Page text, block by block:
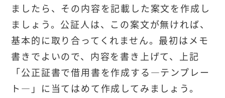
ましたら、その内容を記載した案文を作成し
ましょう。公証人は、この案文が無ければ、
基本的に取り合ってくれません。最初はメモ
書きでよいので、内容を書き上げて、上記
「公正証書で借用書を作成する―テンプレー
ト―」に当てはめて作成してみましょう。